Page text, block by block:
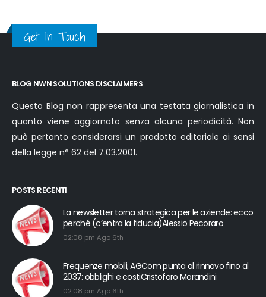
Get In Touch
BLOG NWN SOLUTIONS DISCLAIMERS
Questo Blog non rappresenta una testata giornalistica in
quanto viene aggiornato senza alcuna periodicità. Non
può pertanto considerarsi un prodotto editoriale ai sensi
della legge n° 62 del 7.03.2001.
POSTS RECENTI
La newsletter torna strategica per le aziende: ecco
perché (c’entra la fiducia)Alessio Pecoraro
02:08 pm Ago 6th
Frequenze mobili, AGCom punta al rinnovo fino al
2037: obblighi e costiCristoforo Morandini
02:08 pm Ago 6th